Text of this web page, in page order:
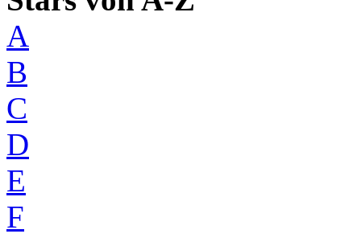
A
B
C
D
E
F